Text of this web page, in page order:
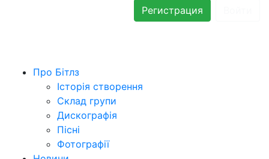
Регистрация
Про Бітлз
Історія створення
Склад групи
Дискографія
Пісні
Фотографії